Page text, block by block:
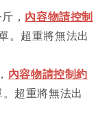
， 內容物請控制
。超重將無法出
內容物請控制約
。超重將無法出